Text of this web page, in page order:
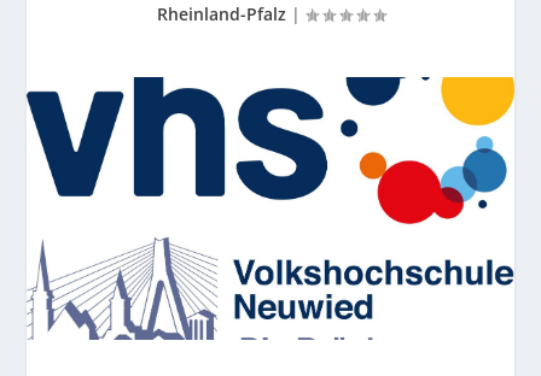
Rheinland-Pfalz|